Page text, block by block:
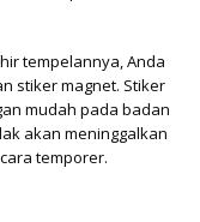
tempelannya, Anda
stiker magnet. Stiker
mudah pada badan
akan meninggalkan
temporer.